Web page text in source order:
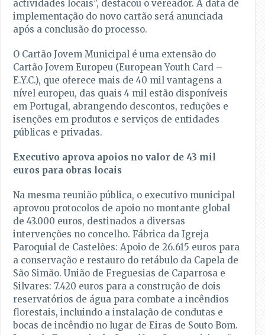
actividades locais”, destacou o vereador. A data de
implementação do novo cartão será anunciada
após a conclusão do processo.
O Cartão Jovem Municipal é uma extensão do
Cartão Jovem Europeu (European Youth Card –
E.Y.C.), que oferece mais de 40 mil vantagens a
nível europeu, das quais 4 mil estão disponíveis
em Portugal, abrangendo descontos, reduções e
isenções em produtos e serviços de entidades
públicas e privadas.
Executivo aprova apoios no valor de 43 mil
euros para obras locais
Na mesma reunião pública, o executivo municipal
aprovou protocolos de apoio no montante global
de 43.000 euros, destinados a diversas
intervenções no concelho. Fábrica da Igreja
Paroquial de Castelões: Apoio de 26.615 euros para
a conservação e restauro do retábulo da Capela de
São Simão. União de Freguesias de Caparrosa e
Silvares: 7.420 euros para a construção de dois
reservatórios de água para combate a incêndios
florestais, incluindo a instalação de condutas e
bocas de incêndio no lugar de Eiras de Souto Bom.